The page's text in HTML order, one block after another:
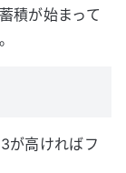
積が始まって
が高ければフ